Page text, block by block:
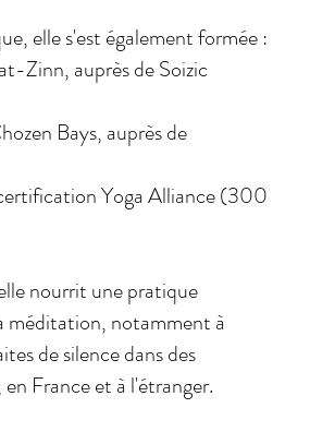
elle s'est également formée :
Zinn, auprès de Soizic
Bays, auprès de
Yoga Alliance (300
nourrit une pratique
méditation, notamment à
de silence dans des
France et à l'étranger.